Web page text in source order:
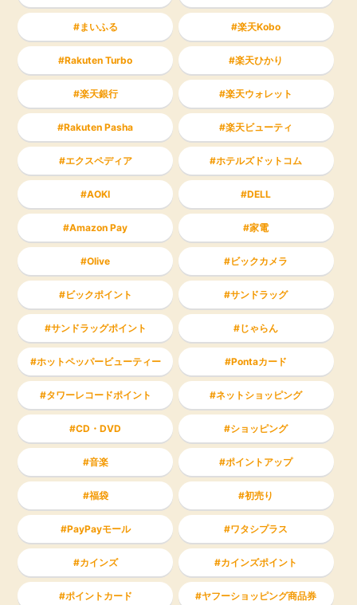
まいふる 楽天Kobo
Rakuten Turbo 楽天ひかり
楽天銀行 楽天ウォレット
Rakuten Pasha 楽天ビューティ
エクスペディア ホテルズドットコム
AOKI DELL
Amazon Pay 家電
Olive ビックカメラ
ビックポイント サンドラッグ
サンドラッグポイント じゃらん
ホットペッパービューティー Pontaカード
タワーレコードポイント ネットショッピング
CD・DVD ショッピング
音楽 ポイントアップ
福袋 初売り
PayPayモール ワタシプラス
カインズ カインズポイント
ポイントカード ヤフーショッピング商品券